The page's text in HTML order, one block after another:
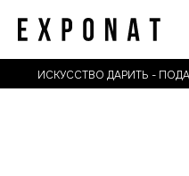
ИСКУССТВО ДАРИТЬ -